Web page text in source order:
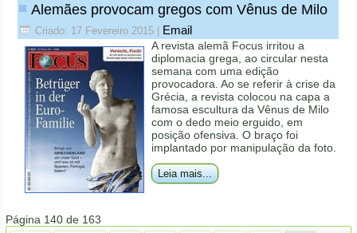
Alemães provocam gregos com Vênus de Milo
Criado: 17 Fevereiro 2015 | Email
A revista alemã Focus irritou a
diplomacia grega, ao circular nesta
semana com uma edição
provocadora. Ao se referir à crise da
Grécia, a revista colocou na capa a
famosa escultura da Vênus de Milo
com o dedo meio erguido, em
posição ofensiva. O braço foi
implantado por manipulação da foto.
Leia mais...
Página 140 de 163